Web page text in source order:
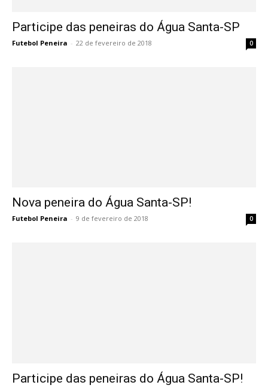
Participe das peneiras do Água Santa-SP
Futebol Peneira - 22 de fevereiro de 2018 0
Nova peneira do Água Santa-SP!
Futebol Peneira - 9 de fevereiro de 2018 0
Participe das peneiras do Água Santa-SP!